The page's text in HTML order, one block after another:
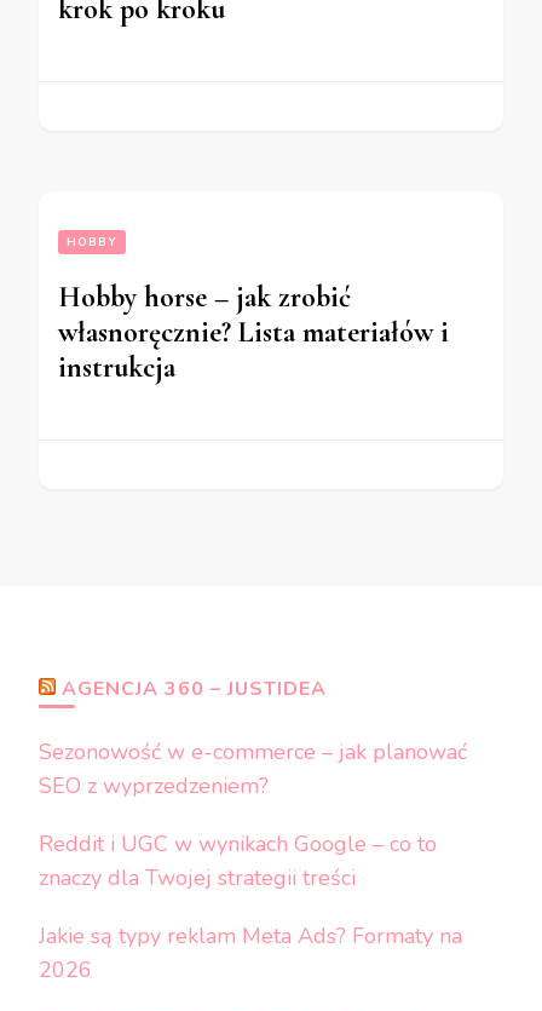
krok po kroku
HOBBY
Hobby horse – jak zrobić
własnoręcznie? Lista materiałów i
instrukcja
AGENCJA 360 – JUSTIDEA
Sezonowość w e-commerce – jak planować
SEO z wyprzedzeniem?
Reddit i UGC w wynikach Google – co to
znaczy dla Twojej strategii treści
Jakie są typy reklam Meta Ads? Formaty na
2026